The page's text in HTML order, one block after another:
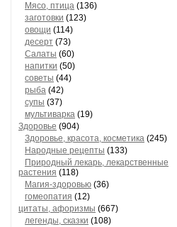
Мясо, птица (136)
заготовки (123)
овощи (114)
десерт (73)
Салаты (60)
напитки (50)
советы (44)
рыба (42)
супы (37)
мультиварка (19)
Здоровье (904)
Здоровье, красота, косметика (245)
Народные рецепты (133)
Природный лекарь, лекарственные
растения (118)
Магия-здоровью (36)
гомеопатия (12)
цитаты, афоризмы (667)
легенды, сказки (108)